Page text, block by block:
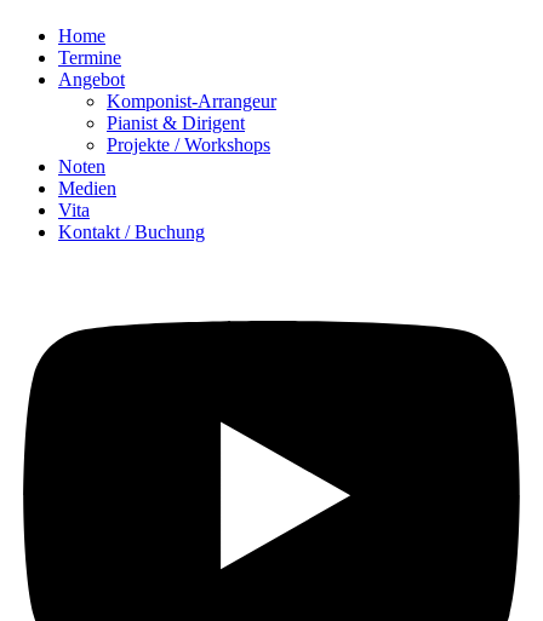
Home
Termine
Angebot
Komponist-Arrangeur
Pianist & Dirigent
Projekte / Workshops
Noten
Medien
Vita
Kontakt / Buchung